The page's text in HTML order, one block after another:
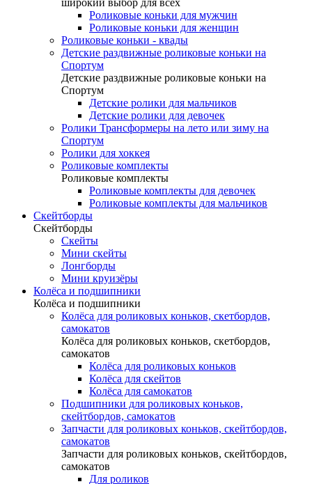
широкий выбор для всех
Роликовые коньки для мужчин
Роликовые коньки для женщин
Роликовые коньки - квады
Детские раздвижные роликовые коньки на
Спортум
Детские раздвижные роликовые коньки на
Спортум
Детские ролики для мальчиков
Детские ролики для девочек
Ролики Трансформеры на лето или зиму на
Спортум
Ролики для хоккея
Роликовые комплекты
Роликовые комплекты
Роликовые комплекты для девочек
Роликовые комплекты для мальчиков
Скейтборды
Скейтборды
Скейты
Мини скейты
Лонгборды
Мини круизёры
Колёса и подшипники
Колёса и подшипники
Колёса для роликовых коньков, скетбордов,
самокатов
Колёса для роликовых коньков, скетбордов,
самокатов
Колёса для роликовых коньков
Колёса для скейтов
Колёса для самокатов
Подшипники для роликовых коньков,
скейтбордов, самокатов
Запчасти для роликовых коньков, скейтбордов,
самокатов
Запчасти для роликовых коньков, скейтбордов,
самокатов
Для роликов